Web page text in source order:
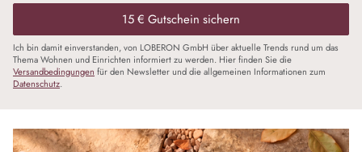
15 € Gutschein sichern
Ich bin damit einverstanden, von LOBERON GmbH über aktuelle Trends rund um das
Thema Wohnen und Einrichten informiert zu werden. Hier finden Sie die
Versandbedingungen für den Newsletter und die allgemeinen Informationen zum
Datenschutz.